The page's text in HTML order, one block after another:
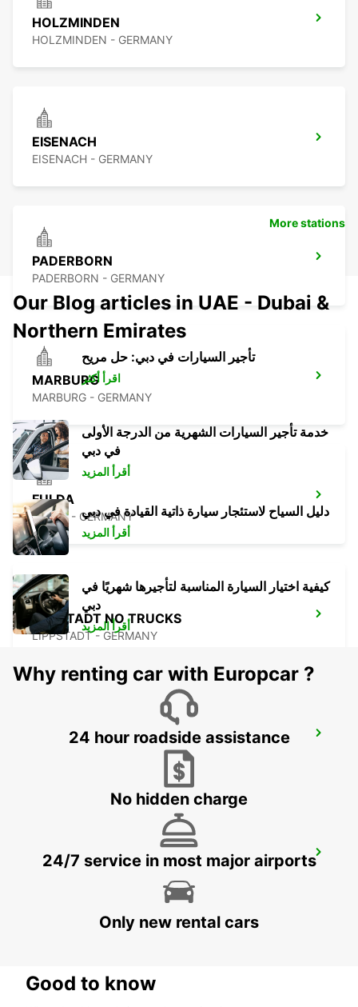
HOLZMINDEN
HOLZMINDEN - GERMANY
EISENACH
EISENACH - GERMANY
PADERBORN
PADERBORN - GERMANY
MARBURG
MARBURG - GERMANY
FULDA
FULDA - GERMANY
LIPPSTADT NO TRUCKS
LIPPSTADT - GERMANY
LEMGO
HILDESHEIM
More stations
Our Blog articles in UAE - Dubai &
Northern Emirates
تأجير السيارات في دبي: حل مريح
اقرأ أكثر
خدمة تأجير السيارات الشهرية من الدرجة الأولى
في دبي
أقرأ المزيد
دليل السياح لاستئجار سيارة ذاتية القيادة في دبي
أقرأ المزيد
كيفية اختيار السيارة المناسبة لتأجيرها شهريًا في
دبي
أقرأ المزيد
Why renting car with Europcar ?
24 hour roadside assistance
No hidden charge
24/7 service in most major airports
Only new rental cars
Good to know